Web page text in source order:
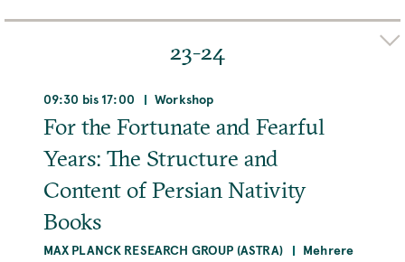
MPIWG, Boltzmannstraße 22, 14195 Berlin,
Deutschland
Raum
Room 215
MEHR
23-24
09:30 bis 17:00 Workshop
For the Fortunate and Fearful
Years: The Structure and
Content of Persian Nativity
Books
MAX PLANCK RESEARCH GROUP (ASTRA)
Mehrere